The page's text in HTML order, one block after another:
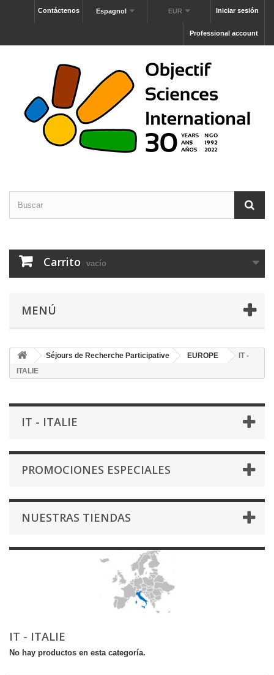
Iniciar sesión
EUR
Espagnol
Contáctenos
Professional account
Carrito vacío
MENÚ
Séjours de Recherche Participative EUROPE
IT -
ITALIE
IT - ITALIE
PROMOCIONES ESPECIALES
NUESTRAS TIENDAS
IT - ITALIE
No hay productos en esta categoría.